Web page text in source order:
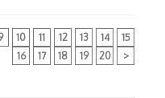
10 11 12 13 14
15
16
17 18 19 20 >